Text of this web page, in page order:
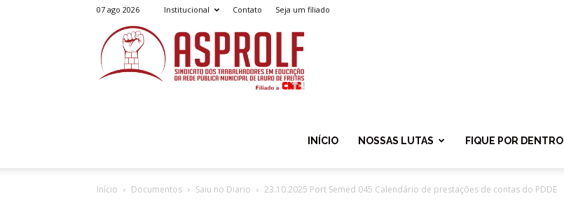
07 ago 2026 Institucional Contato Seja um filiado
INÍCIO NOSSAS LUTAS FIQUE POR DENTRO
Início Documentos Saiu no Diario 23.10.2025 Port Semed 045 Calendário de prestações de contas do PDDE